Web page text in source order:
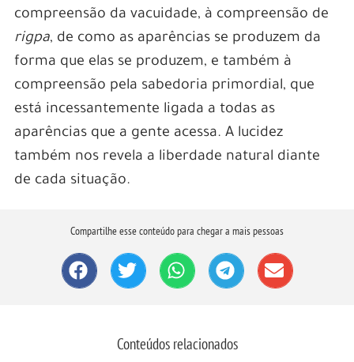
compreensão da vacuidade, à compreensão de
rigpa, de como as aparências se produzem da
forma que elas se produzem, e também à
compreensão pela sabedoria primordial, que
está incessantemente ligada a todas as
aparências que a gente acessa. A lucidez
também nos revela a liberdade natural diante
de cada situação.
Compartilhe esse conteúdo para chegar a mais pessoas
Conteúdos relacionados